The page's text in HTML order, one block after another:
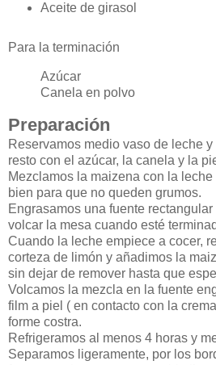
Aceite de girasol
Para la terminación
Azúcar
Canela en polvo
Preparación
Reservamos medio vaso de leche
resto con el azúcar, la canela y la
Mezclamos la maizena con la
bien para que no queden grumos.
Engrasamos una fuente
volcar la mesa cuando esté
Cuando la leche empiece a cocer,
corteza de limón y añadimos la
sin dejar de remover hasta que
Volcamos la mezcla en la fuente
film a piel ( en contacto con la
forme costra.
Refrigeramos al menos 4 horas y
Separamos ligeramente, por los